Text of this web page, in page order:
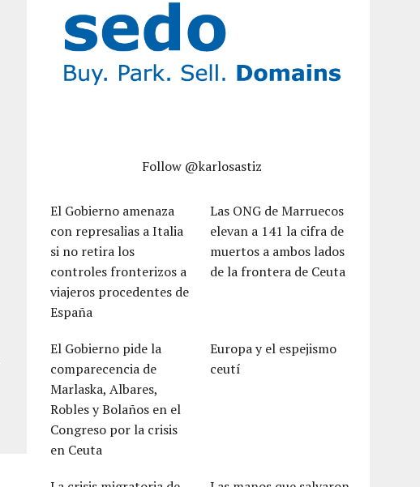
Follow @karlosastiz
El Gobierno amenaza
con represalias a Italia
si no retira los
controles fronterizos a
viajeros procedentes de
España
Las ONG de Marruecos
elevan a 141 la cifra de
muertos a ambos lados
de la frontera de Ceuta
El Gobierno pide la
comparecencia de
Marlaska, Albares,
Robles y Bolaños en el
Congreso por la crisis
en Ceuta
Europa y el espejismo
ceutí